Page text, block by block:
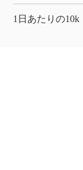
1日あたりの10k